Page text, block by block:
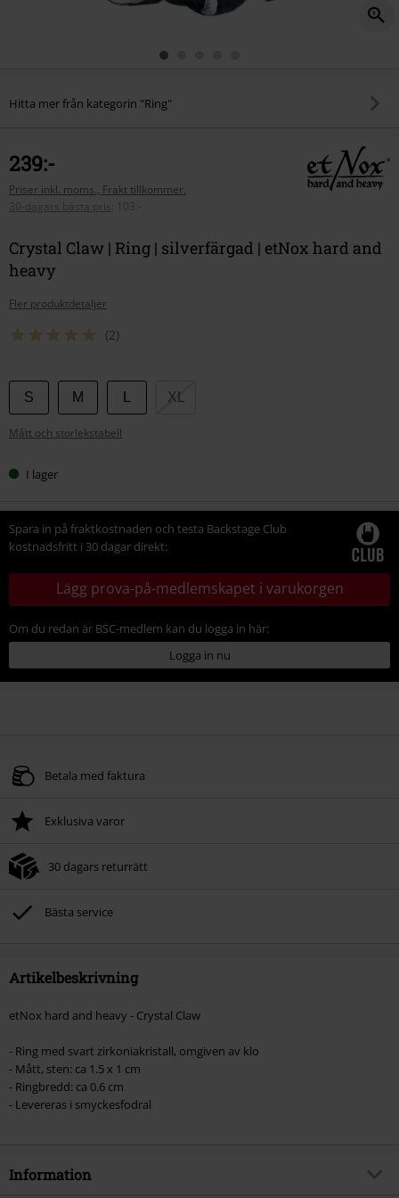
Hitta mer från kategorin "Ring"
239:-
Priser inkl. moms., Frakt tillkommer.
30-dagars bästa pris
103:-
Crystal Claw | Ring | silverfärgad | etNox hard and
heavy
Fler produktdetaljer
(2)
Välj
din
storlek
S M XL
Mått och storlekstabell
I lager
Spara in på fraktkostnaden och testa Backstage Club
kostnadsfritt i 30 dagar direkt:
Lägg prova-på-medlemskapet i varukorgen
Om du redan är BSC-medlem kan du logga in här:
Logga in nu
Betala med faktura
Exklusiva varor
30 dagars returrätt
Bästa service
Artikelbeskrivning
etNox hard and heavy - Crystal Claw
- Ring med svart zirkoniakristall, omgiven av klo
- Mått, sten: ca 1.5 x 1 cm
- Ringbredd: ca 0.6 cm
- Levereras i smyckesfodral
Information